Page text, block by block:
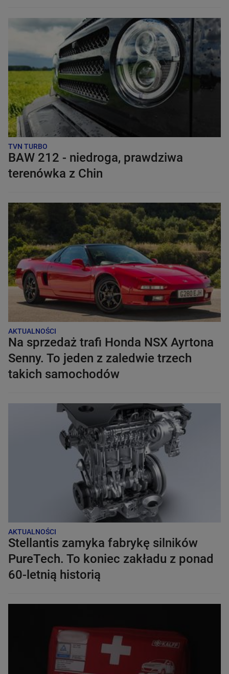
TVN TURBO
BAW 212 - niedroga, prawdziwa
terenówka z Chin
AKTUALNOŚCI
Na sprzedaż trafi Honda NSX Ayrtona
Senny. To jeden z zaledwie trzech
takich samochodów
AKTUALNOŚCI
Stellantis zamyka fabrykę silników
PureTech. To koniec zakładu z ponad
60-letnią historią